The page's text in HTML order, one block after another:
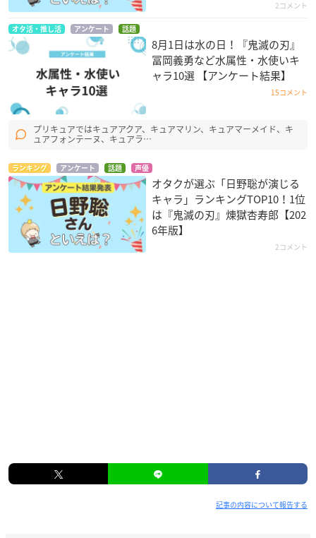
2コメント
オタ活・推し活 アンケート 話題
8月1日は水の日！『鬼滅の刃』
冨岡義勇など水属性・水使いキ
ャラ10選 【アンケート結果】
15コメント
プリキュアではキュアアクア、キュアマリン、キュアマーメイド、キ
ュアフォンテーヌ、キュアラ…
ランキング アンケート 話題 声優
オタクが選ぶ「日野聡が演じる
キャラ」ランキングTOP10！1位
は『鬼滅の刃』煉󠄁獄杏寿郎【202
6年版】
2コメント
記事の内容について報告する